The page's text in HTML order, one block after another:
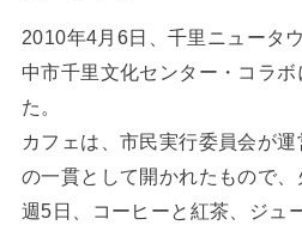
2010年4月6日、千里ニュータ
中市千里文化センター・コラ
た。
カフェは、市民実行委員会が運
の一貫として開かれたもので
週5日、コーヒーと紅茶、ジュ